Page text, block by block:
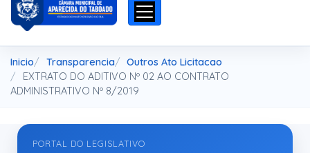
Inicio Transparencia
Outros Ato Licitacao
EXTRATO DO ADITIVO Nº 02 AO CONTRATO
ADMINISTRATIVO Nº 8/2019
PORTAL DO LEGISLATIVO